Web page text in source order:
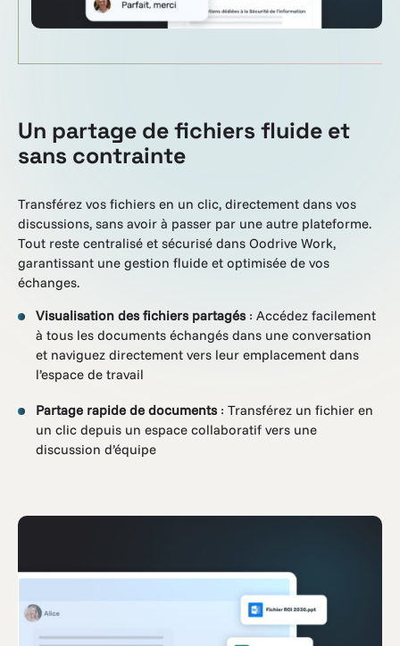
Un partage de fichiers fluide et
sans contrainte
Transférez vos fichiers en un clic, directement dans vos
discussions, sans avoir à passer par une autre plateforme.
Tout reste centralisé et sécurisé dans Oodrive Work,
garantissant une gestion fluide et optimisée de vos
échanges.
Visualisation des fichiers partagés: Accédez facilement
à tous les documents échangés dans une conversation
et naviguez directement vers leur emplacement dans
l’espace de travail
Partage rapide de documents: Transférez un fichier en
un clic depuis un espace collaboratif vers une
discussion d’équipe